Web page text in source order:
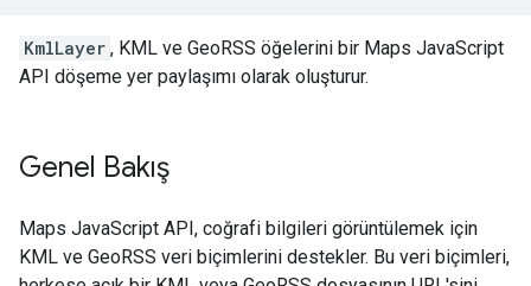
KmlLayer , KML ve GeoRSS öğelerini bir Maps JavaScript
API döşeme yer paylaşımı olarak oluşturur.
Genel Bakış
Maps JavaScript API, coğrafi bilgileri görüntülemek için
KML ve GeoRSS veri biçimlerini destekler. Bu veri biçimleri,